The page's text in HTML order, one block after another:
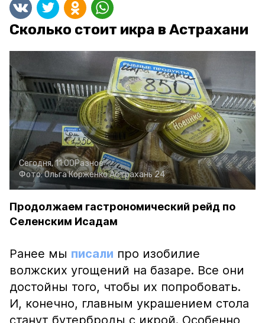
Сколько стоит икра в Астрахани
Сегодня, 11:00Разное
Фото:Ольга КорженкоАстрахань 24
Продолжаем гастрономический рейд по
Селенским Исадам
Ранее мы писали про изобилие
волжских угощений на базаре. Все они
достойны того, чтобы их попробовать.
И, конечно, главным украшением стола
станут бутерброды с икрой. Особенно